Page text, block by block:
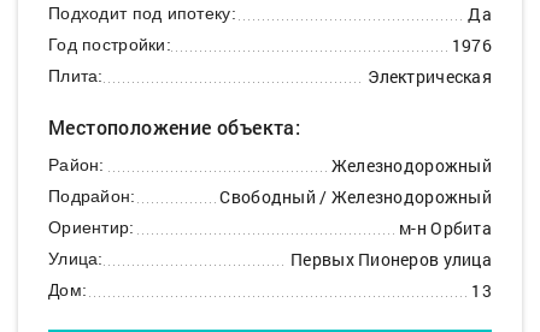
Подходит под ипотеку: Да
Год постройки: 1976
Плита: Электрическая
Местоположение объекта:
Район: Железнодорожный
Подрайон: Свободный / Железнодорожный
Ориентир: м-н Орбита
Улица: Первых Пионеров улица
Дом: 13